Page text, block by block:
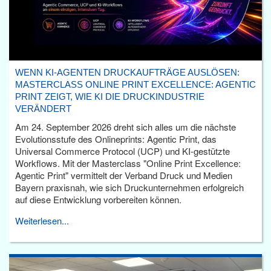
WENN KI-AGENTEN DRUCKAUFTRÄGE AUSLÖSEN:
MASTERCLASS ONLINE PRINT EXCELLENCE: AGENTIC
PRINT ZEIGT, WIE KI DIE DRUCKINDUSTRIE
VERÄNDERT
Am 24. September 2026 dreht sich alles um die nächste
Evolutionsstufe des Onlineprints: Agentic Print, das
Universal Commerce Protocol (UCP) und KI-gestützte
Workflows. Mit der Masterclass "Online Print Excellence:
Agentic Print" vermittelt der Verband Druck und Medien
Bayern praxisnah, wie sich Druckunternehmen erfolgreich
auf diese Entwicklung vorbereiten können.
Weiterlesen...